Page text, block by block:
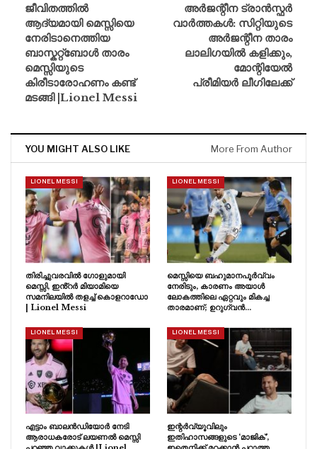
ജീവിതത്തിൽ
ആദ്യമായി മെസ്സിയെ
നേരിടാനെത്തിയ
ബാസ്കറ്റ്ബോൾ താരം
മെസ്സിയുടെ
കിരീടാരോഹണം കണ്ട്
മടങ്ങി |Lionel Messi
അർജന്റീന ട്രാൻസ്ഫർ
വാർത്തകൾ: സിറ്റിയുടെ
അർജന്റീന താരം
ലാലിഗയിൽ കളിക്കും,
മോന്റിയേൽ
പ്രീമിയർ ലീഗിലേക്ക്
YOU MIGHT ALSO LIKE More From Author
LIONEL MESSI
തിരിച്ചുവരവിൽ ഗോളുമായി
മെസ്സി, ഇൻ്റർ മിയാമിയെ
സമനിലയിൽ തളച്ച് കൊളറാഡോ
| Lionel Messi
LIONEL MESSI
മെസ്സിയെ ബഹുമാനപൂർവ്വം
നേരിടും, കാരണം അയാൾ
ലോകത്തിലെ ഏറ്റവും മികച്ച
താരമാണ്; ഉറുഗ്വൻ…
LIONEL MESSI
എട്ടാം ബാലൻഡിയോർ നേടി
ആരാധകരോട് ലയണൽ മെസ്സി
LIONEL MESSI
ഇന്റർവ്യൂവിലും
ഇതിഹാസങ്ങളുടെ ‘മാജിക്’,